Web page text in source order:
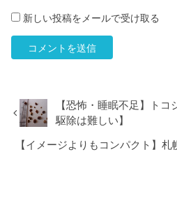
新しい投稿をメールで受け取る
【恐怖・睡眠不足】ト
駆除は難しい】
【イメージよりもコンパクト】